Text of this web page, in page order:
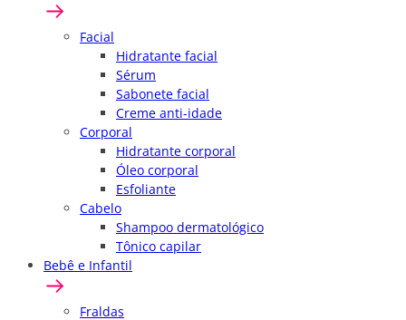
Facial
Hidratante facial
Sérum
Sabonete facial
Creme anti-idade
Corporal
Hidratante corporal
Óleo corporal
Esfoliante
Cabelo
Shampoo dermatológico
Tônico capilar
Bebê e Infantil
Fraldas